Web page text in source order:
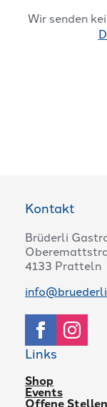
Wir senden
Kontakt
Brüderli
4133 Pratteln
Links
Shop
Events
Offene Stellen